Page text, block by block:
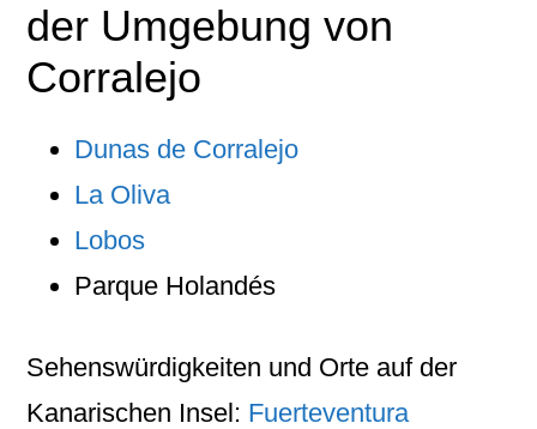
der Umgebung von
Corralejo
Dunas de Corralejo
La Oliva
Lobos
Parque Holandés
Sehenswürdigkeiten und Orte auf der
Kanarischen Insel: Fuerteventura